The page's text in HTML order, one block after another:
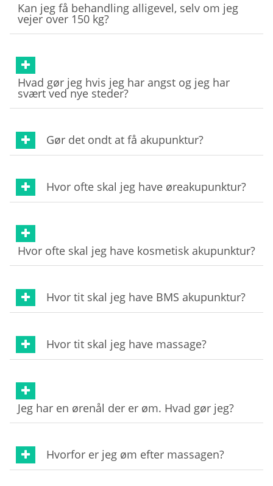
Kan jeg få behandling alligevel, selv om jeg
vejer over 150 kg?
Hvad gør jeg hvis jeg har angst og jeg har
svært ved nye steder?
Gør det ondt at få akupunktur?
Hvor ofte skal jeg have øreakupunktur?
Hvor ofte skal jeg have kosmetisk akupunktur?
Hvor tit skal jeg have BMS akupunktur?
Hvor tit skal jeg have massage?
Jeg har en ørenål der er øm. Hvad gør jeg?
Hvorfor er jeg øm efter massagen?